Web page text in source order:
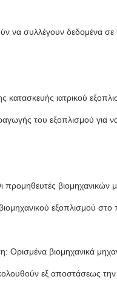
να συλλέγουν δεδομένα
κατασκευής ιατρικού
του εξοπλισμού για
εξοπλισμού
βιομηχανικά
εξ αποστάσεως